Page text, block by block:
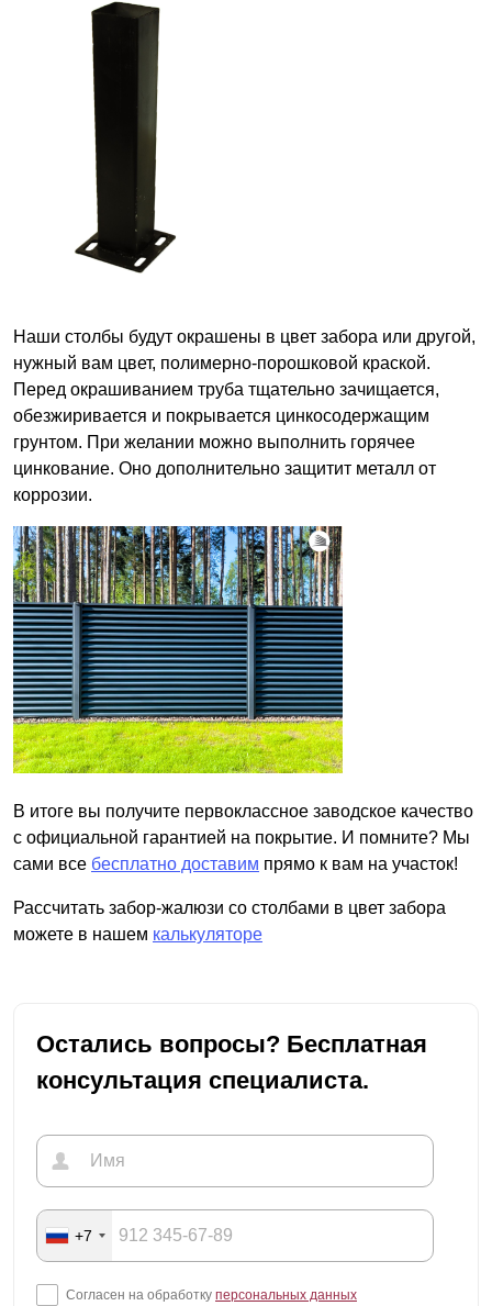
Наши столбы будут окрашены в цвет забора или другой,
нужный вам цвет, полимерно-порошковой краской.
Перед окрашиванием труба тщательно зачищается,
обезжиривается и покрывается цинкосодержащим
грунтом. При желании можно выполнить горячее
цинкование. Оно дополнительно защитит металл от
коррозии.
В итоге вы получите первоклассное заводское качество
с официальной гарантией на покрытие. И помните? Мы
сами все бесплатно доставим прямо к вам на участок!
Рассчитать забор-жалюзи со столбами в цвет забора
можете в нашем калькуляторе
Остались вопросы? Бесплатная
консультация специалиста.
+7
Согласен на обработку персональных данных